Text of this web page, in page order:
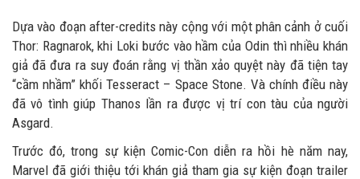
Dựa vào đoạn after-credits này cộng với một phân cảnh ở cuối
Thor: Ragnarok, khi Loki bước vào hầm của Odin thì nhiều khán
giả đã đưa ra suy đoán rằng vị thần xảo quyệt này đã tiện tay
“cầm nhầm” khối Tesseract – Space Stone. Và chính điều này
đã vô tình giúp Thanos lần ra được vị trí con tàu của người
Asgard.
Trước đó, trong sự kiện Comic-Con diễn ra hồi hè năm nay,
Marvel đã giới thiệu tới khán giả tham gia sự kiện đoạn trailer